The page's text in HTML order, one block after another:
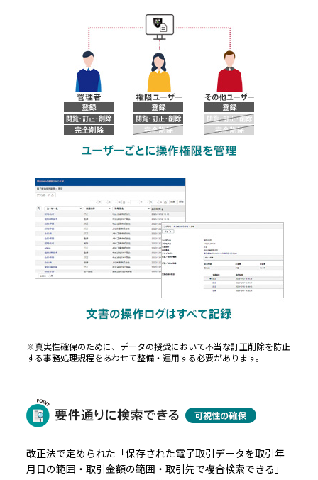
※真実性確保のために、データの授受において不当な訂正削除を防止
する事務処理規程をあわせて整備・運用する必要があります。
改正法で定められた「保存された電子取引データを取引年
月日の範囲・取引金額の範囲・取引先で複合検索できる」